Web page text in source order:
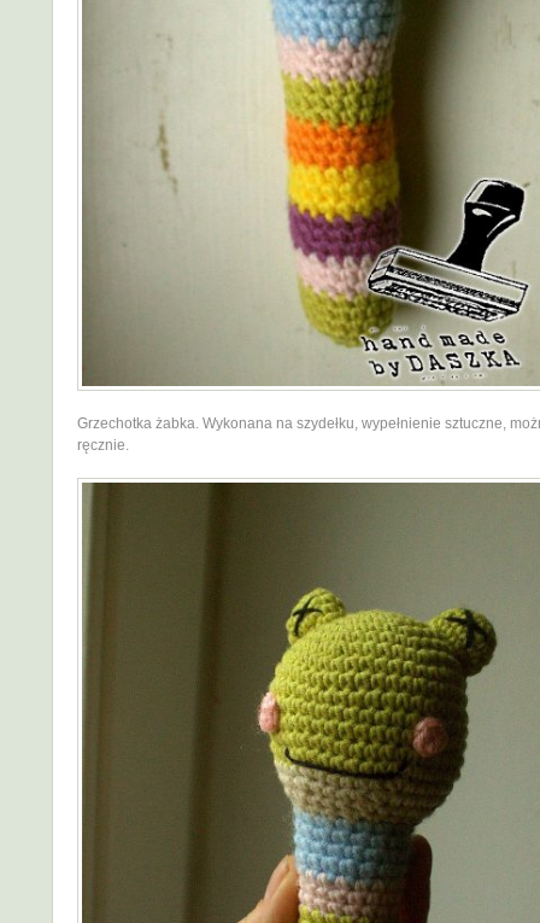
Grzechotka żabka. Wykonana na szydełku, wypełnienie sztuczne,
ręcznie.